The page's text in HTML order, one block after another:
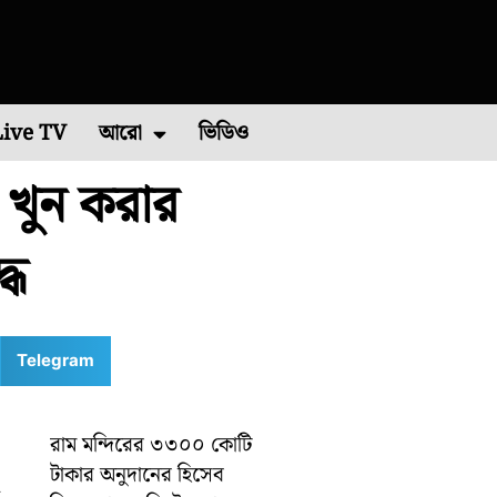
মেদিনীপুর পশ্চিম বর্ধমান
এশিয়া কাপ ২০২২ বিশ্ব ব্যাডমিন্টন চ্যাম্পিয়নশিপ ২০২২
TV আরো
রাশিফল
ভিডিও
করার
Telegram
রাম মন্দিরের ৩৩০০ কোটি
টাকার অনুদানের হিসেব